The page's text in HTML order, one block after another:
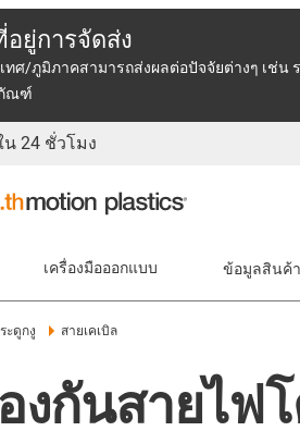
อยู่การจัดส่ง
ทศ/ภูมิภาคสามารถส่งผลต่อปัจจัยต่างๆ เช่น
ณฑ์
24 ชั่วโมง
เครื่องมือออกแบบ ข้อมูลสินค้า
ะดูกงู สายเคเบิล
งกันสายไฟ